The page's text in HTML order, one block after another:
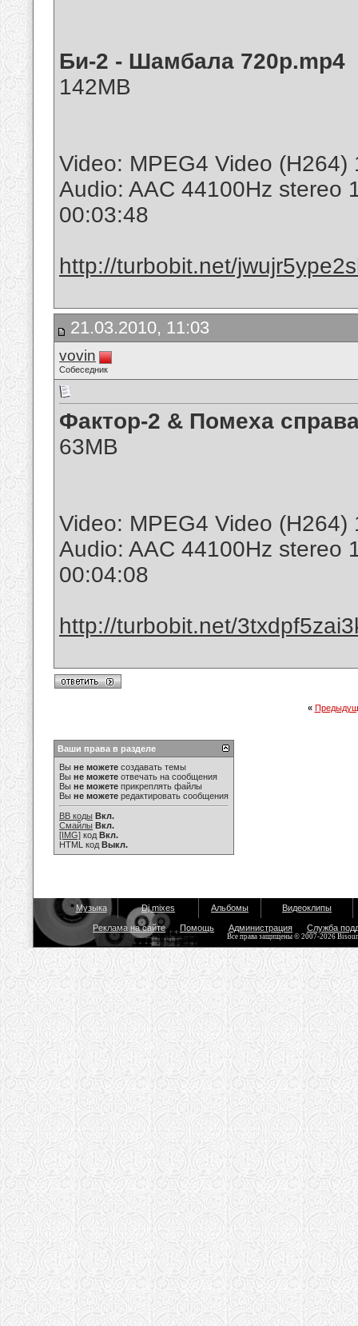
Би-2 - Шамбала 720p.mp4
142MB
Video: MPEG4 Video
Audio: AAC 44100Hz stereo
00:03:48
http://turbobit.net/
21.03.2010, 11:03
vovin
Собеседник
Фактор-2 & Помеха
63MB
Video: MPEG4 Video
Audio: AAC 44100Hz stereo
00:04:08
http://turbobit.net/
«
Ваши права в разделе
Вы не можете создавать темы
Вы не можете отвечать на сообщения
Вы не можете прикреплять файлы
Вы не можете редактировать сообщения
BB коды Вкл.
Смайлы Вкл.
[IMG] код Вкл.
HTML код Выкл.
Музыка Dj mixes Альбомы Видеоклипы
Реклама на сайте Помощь Администрация Служба
Все права защищены © 2007-2026